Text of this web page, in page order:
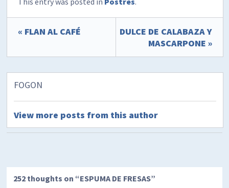
« FLAN AL CAFÉ
DULCE DE CALABAZA Y
MASCARPONE »
FOGON
View more posts from this author
252 thoughts on “ESPUMA DE FRESAS”